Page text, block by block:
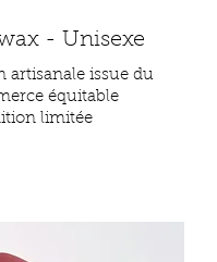
- Unisexe
artisanale issue du
équitable
limitée